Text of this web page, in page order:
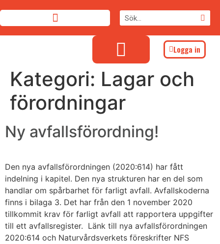
Logga in
Kategori: Lagar och
förordningar
Ny avfallsförordning!
Den nya avfallsförordningen (2020:614) har fått
indelning i kapitel. Den nya strukturen har en del som
handlar om spårbarhet för farligt avfall. Avfallskoderna
finns i bilaga 3. Det har från den 1 november 2020
tillkommit krav för farligt avfall att rapportera uppgifter
till ett avfallsregister. Länk till nya avfallsförordningen
2020:614 och Naturvårdsverkets föreskrifter NFS